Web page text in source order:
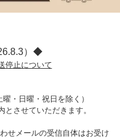
）◆
停止について
・日曜・祝日を除く）
させていただきます。
せメールの受信自体はお受け